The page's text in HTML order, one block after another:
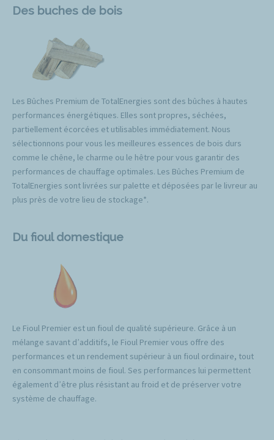
Des buches de bois
Les Bûches Premium de TotalEnergies sont des bûches à hautes
performances énergétiques. Elles sont propres, séchées,
partiellement écorcées et utilisables immédiatement. Nous
sélectionnons pour vous les meilleures essences de bois durs
comme le chêne, le charme ou le hêtre pour vous garantir des
performances de chauffage optimales. Les Bûches Premium de
TotalEnergies sont livrées sur palette et déposées par le livreur au
plus près de votre lieu de stockage*.
Du fioul domestique
Le Fioul Premier est un fioul de qualité supérieure. Grâce à un
mélange savant d’additifs, le Fioul Premier vous offre des
performances et un rendement supérieur à un fioul ordinaire, tout
en consommant moins de fioul. Ses performances lui permettent
également d’être plus résistant au froid et de préserver votre
système de chauffage.